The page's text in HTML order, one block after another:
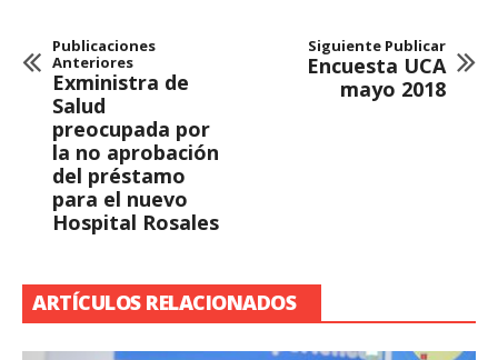
Publicaciones
Anteriores
Exministra de
Salud
preocupada por
la no aprobación
del préstamo
para el nuevo
Hospital Rosales
Siguiente Publicar
Encuesta UCA
mayo 2018
ARTÍCULOS RELACIONADOS